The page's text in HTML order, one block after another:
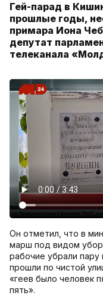
Гей-парад в
прошлые годы,
примара Иона
депутат
телеканала
Он отметил, что в
марш под видом
рабочие убрали пару
прошли по чистой
«геев было человек
пять».